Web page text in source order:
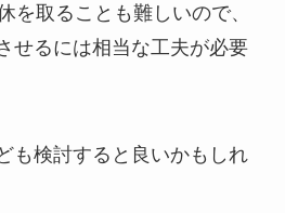
を取ることも難しいので、
せるには相当な工夫が必要
も検討すると良いかもしれ